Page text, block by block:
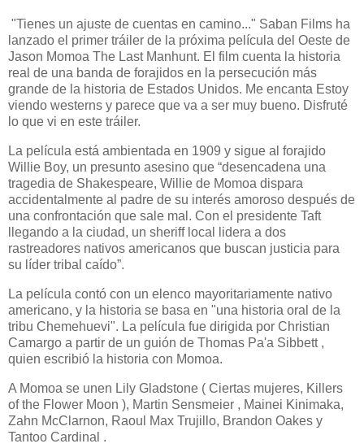
"Tienes un ajuste de cuentas en camino..." Saban Films ha
lanzado el primer tráiler de la próxima película del Oeste de
Jason Momoa The Last Manhunt. El film cuenta la historia
real de una banda de forajidos en la persecución más
grande de la historia de Estados Unidos. Me encanta Estoy
viendo westerns y parece que va a ser muy bueno. Disfruté
lo que vi en este tráiler.
La película está ambientada en 1909 y sigue al forajido
Willie Boy, un presunto asesino que “desencadena una
tragedia de Shakespeare, Willie de Momoa dispara
accidentalmente al padre de su interés amoroso después de
una confrontación que sale mal. Con el presidente Taft
llegando a la ciudad, un sheriff local lidera a dos
rastreadores nativos americanos que buscan justicia para
su líder tribal caído”.
La película contó con un elenco mayoritariamente nativo
americano, y la historia se basa en "una historia oral de la
tribu Chemehuevi". La película fue dirigida por Christian
Camargo a partir de un guión de Thomas Pa'a Sibbett ,
quien escribió la historia con Momoa.
A Momoa se unen Lily Gladstone ( Ciertas mujeres, Killers
of the Flower Moon ), Martin Sensmeier , Mainei Kinimaka,
Zahn McClarnon, Raoul Max Trujillo, Brandon Oakes y
Tantoo Cardinal .